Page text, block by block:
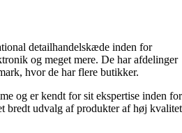
detailhandelskæde inden for
og meget mere. De har afdelinger
hvor de har flere butikker.
og er kendt for sit ekspertise inden for
bredt udvalg af produkter af høj kvalitet